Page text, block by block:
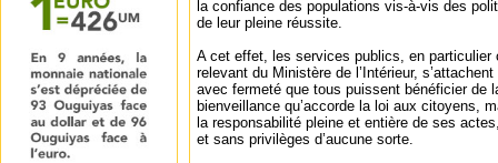
la confiance des populations vis-à-vis des
de leur pleine réussite.
A cet effet, les services publics, en particulier
relevant du Ministère de l’Intérieur,
avec fermeté que tous puissent bénéficier de
bienveillance qu’accorde la loi aux citoyens,
la responsabilité pleine et entière de ses
et sans privilèges d’aucune sorte.